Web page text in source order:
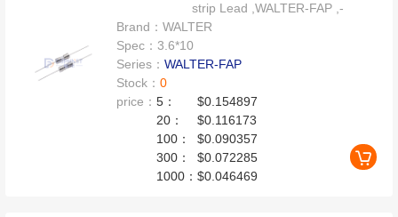
strip Lead ,WALTER-FAP ,-
Brand：WALTER
Spec：3.6*10
Series：WALTER-FAP
Stock：0
price：5：
$0.154897
20：
$0.116173
100：
$0.090357
300：
$0.072285
1000：$0.046469